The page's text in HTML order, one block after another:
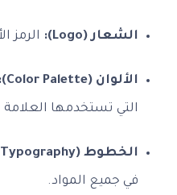
الشعار (Logo): الرمز
الألوان (Color Palette):
التي تستخدمها العلامة
الخطوط (Typography):
في جميع المواد.